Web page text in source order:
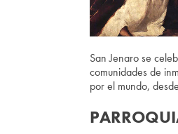
San Jenaro se
comunidades de
por el mundo,